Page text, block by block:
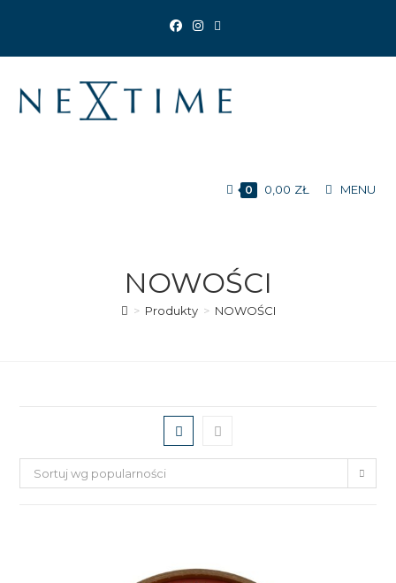
0 0,00 ZŁ MENU
NOWOŚCI
> Produkty > NOWOŚCI
Sortuj wg popularności